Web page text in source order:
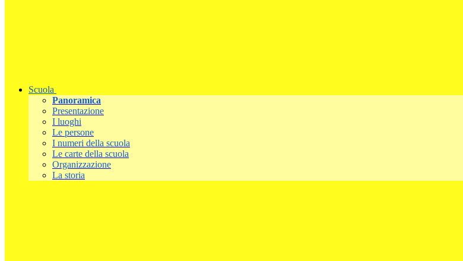
Scuola
Panoramica
Presentazione
I luoghi
Le persone
I numeri della scuola
Le carte della scuola
Organizzazione
La storia